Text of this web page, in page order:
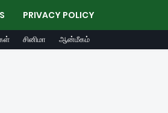
PRIVACY POLICY
சினிமா ஆன்மீகம்